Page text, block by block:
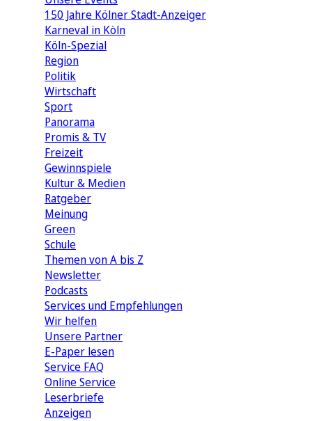
150 Jahre Kölner Stadt-Anzeiger
Karneval in Köln
Köln-Spezial
Region
Politik
Wirtschaft
Sport
Panorama
Promis & TV
Freizeit
Gewinnspiele
Kultur & Medien
Ratgeber
Meinung
Green
Schule
Themen von A bis Z
Newsletter
Podcasts
Services und Empfehlungen
Wir helfen
Unsere Partner
E-Paper lesen
Service FAQ
Online Service
Leserbriefe
Anzeigen